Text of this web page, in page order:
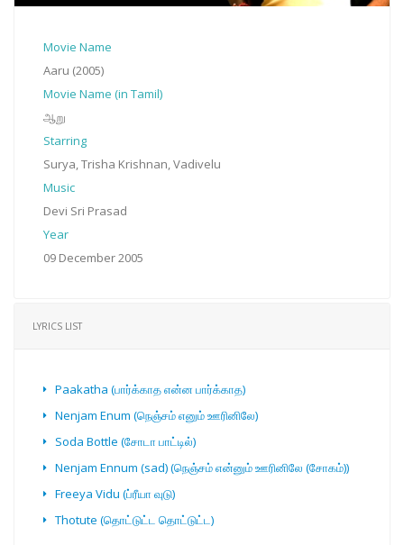
Movie Name
Aaru (2005)
Movie Name (in Tamil)
ஆறு
Starring
Surya, Trisha Krishnan, Vadivelu
Music
Devi Sri Prasad
Year
09 December 2005
LYRICS LIST
Paakatha (பார்க்காத என்ன பார்க்காத)
Nenjam Enum (நெஞ்சம் எனும் ஊரினிலே)
Soda Bottle (சோடா பாட்டில்)
Nenjam Ennum (sad) (நெஞ்சம் என்னும் ஊரினிலே (சோகம்))
Freeya Vidu (ப்ரீயா வுடு)
Thotute (தொட்டுட்ட தொட்டுட்ட)